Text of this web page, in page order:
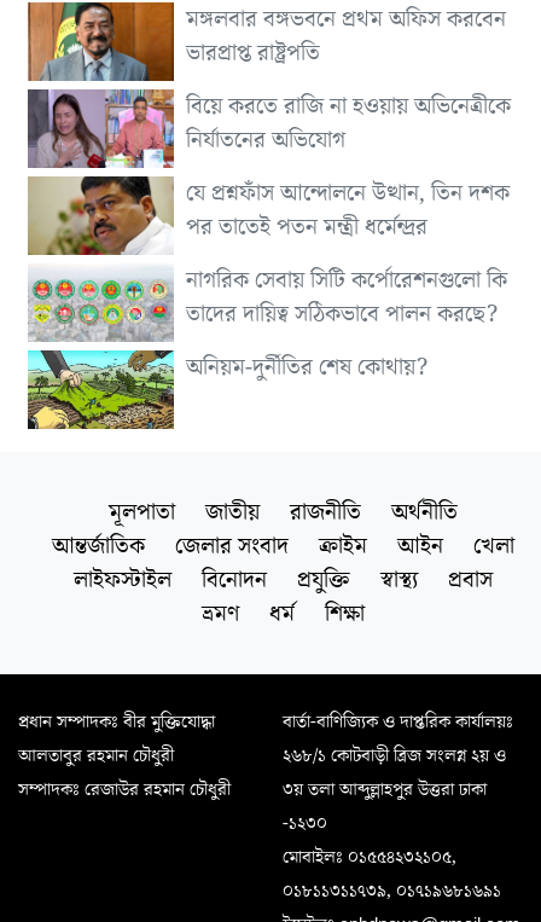
মঙ্গলবার বঙ্গভবনে প্রথম অফিস করবেন
ভারপ্রাপ্ত রাষ্ট্রপতি
বিয়ে করতে রাজি না হওয়ায় অভিনেত্রীকে
নির্যাতনের অভিযোগ
যে প্রশ্নফাঁস আন্দোলনে উত্থান, তিন দশক
পর তাতেই পতন মন্ত্রী ধর্মেন্দ্রর
নাগরিক সেবায় সিটি কর্পোরেশনগুলো কি
তাদের দায়িত্ব সঠিকভাবে পালন করছে?
অনিয়ম-দুর্নীতির শেষ কোথায়?
মূলপাতা জাতীয় রাজনীতি
অর্থনীতি
আন্তর্জাতিক
জেলার সংবাদ ক্রাইম আইন
খেলা
লাইফস্টাইল
বিনোদন প্রযুক্তি স্বাস্থ্য
প্রবাস
ভ্রমণ
ধর্ম শিক্ষা
প্রধান সম্পাদকঃ বীর মুক্তিযোদ্ধা
আলতাবুর রহমান চৌধুরী
সম্পাদকঃ রেজাউর রহমান চৌধুরী
বার্তা-বাণিজ্যিক ও দাপ্তরিক কার্যালয়ঃ
২৬৮/১ কোটবাড়ী ব্রিজ সংলগ্ন ২য় ও
৩য় তলা আব্দুল্লাহপুর উত্তরা ঢাকা
-১২৩০
মোবাইলঃ ০১৫৫৪২৩২১০৫,
০১৮১১৩১১৭৩৯, ০১৭১৯৬৮১৬৯১